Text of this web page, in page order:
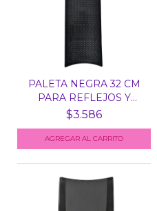
PALETA NEGRA 32 CM
PARA REFLEJOS Y
MECHA...
$3.586